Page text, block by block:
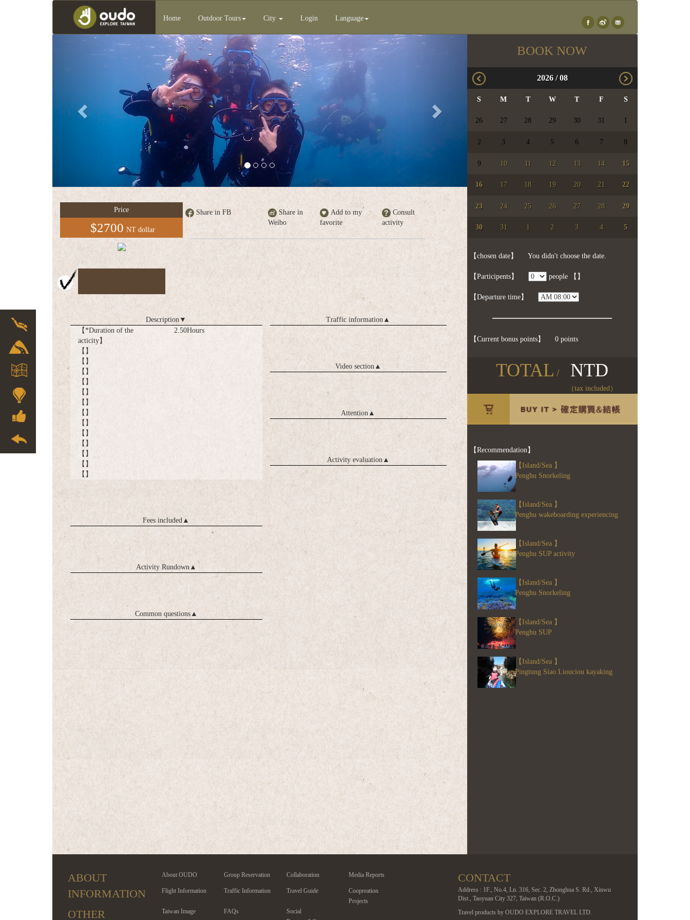
Home Outdoor Tours City Login Language
Previous
BOOK NOW
Price
$2700 NT dollar
Share in FB
Share in
Weibo
Add to my
favorite
Consult
activity
Description ▼
【*Duration of the
acticity】
2.50Hours
【】
【】
【】
【】
【】
【】
【】
【】
【】
【】
【】
【】
【】
Fees included ▲
Activity Rundown▲
Common questions▲
Traffic information ▲
Video section▲
Attention ▲
Activity evaluation▲
【chosen date】 You didn't choose the date.
【Participents】 people 【】
【Departure time】
【Current bonus points】 0 points
TOTAL / NTD
（tax included）
【Recommendation】
【Island/Sea 】
Penghu Snorkeling
【Island/Sea 】
Penghu wakeboarding experiencing
【Island/Sea 】
Penghu SUP activity
【Island/Sea 】
Penghu Snorkeling
【Island/Sea 】
Penghu SUP
【Island/Sea 】
Pingtung Siao Liouciou kayaking
ABOUT About OUDO Group Reservation Collaboration Media Reports
INFORMATION Flight Information Traffic Information Travel Guide
Coopreation
Projects
OTHER Taiwan Image FAQs
Social
CONTACT
Address : 1F., No.4, Ln. 316, Sec. 2, Zhonghua S. Rd., Xinwu
Dist., Taoyuan City 327, Taiwan (R.O.C.)
Travel products by OUDO EXPLORE TRAVEL LTD.
2026/08
S M T W T F S
26 27 28 29 30 31 1
2 3 4 5 6 7 8
9 10 11 12 13 14 15
16 17 18 19 20 21 22
23 24 25 26 27 28 29
30 31 1 2 3 4 5